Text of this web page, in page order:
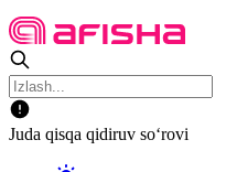
Juda qisqa qidiruv so‘rovi